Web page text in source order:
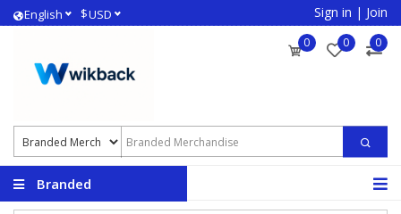
English $USD Sign in | Join
0 0 0
Branded